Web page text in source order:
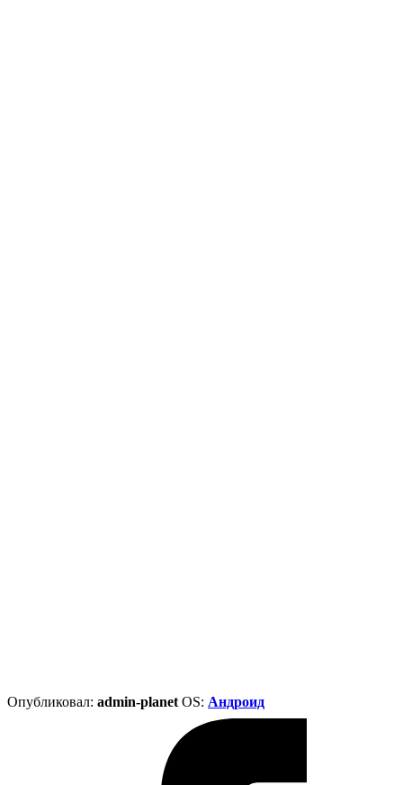
Опубликовал: admin-planet ОS: Андроид